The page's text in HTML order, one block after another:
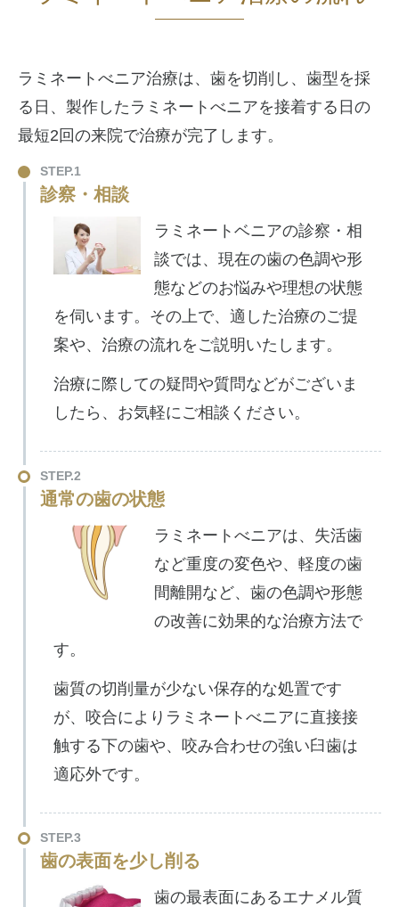
ラミネートべニア治療は、歯を切削し、歯型を採
る日、製作したラミネートべニアを接着する日の
最短2回の来院で治療が完了します。
STEP.1
診察・相談
ラミネートベニアの診察・相
談では、現在の歯の色調や形
態などのお悩みや理想の状態
を伺います。その上で、適した治療のご提
案や、治療の流れをご説明いたします。
治療に際しての疑問や質問などがございま
したら、お気軽にご相談ください。
STEP.2
通常の歯の状態
ラミネートべニアは、失活歯
など重度の変色や、軽度の歯
間離開など、歯の色調や形態
の改善に効果的な治療方法で
す。
歯質の切削量が少ない保存的な処置です
が、咬合によりラミネートべニアに直接接
触する下の歯や、咬み合わせの強い臼歯は
適応外です。
STEP.3
歯の表面を少し削る
歯の最表面にあるエナメル質